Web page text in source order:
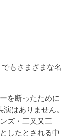
もさまざまな名
を断ったために
はありません。
ズ・三又又三
したとされる中